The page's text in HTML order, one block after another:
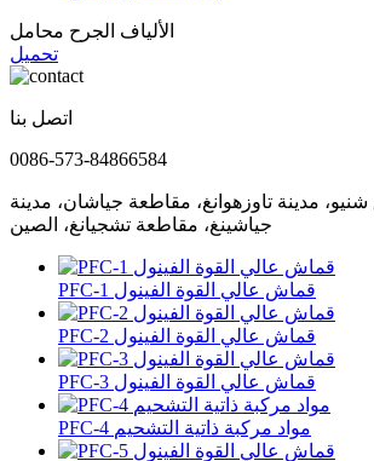
الألياف الجرح محامل
تحميل
اتصل بنا
0086-573-84866584
طريق شنيو، مدينة تاوزهوانغ، مقاطعة جياشان، مدينة
جياشينغ، مقاطعة تشجيانغ، الصين
PFC-1 قماش عالي القوة الفينول
PFC-2 قماش عالي القوة الفينول
PFC-3 قماش عالي القوة الفينول
PFC-4 مواد مركبة ذاتية التشحيم